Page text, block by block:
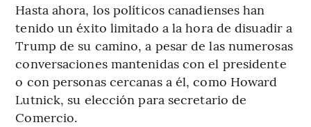
Hasta ahora, los políticos canadienses han
tenido un éxito limitado a la hora de disuadir a
Trump de su camino, a pesar de las numerosas
conversaciones mantenidas con el presidente
o con personas cercanas a él, como Howard
Lutnick, su elección para secretario de
Comercio.